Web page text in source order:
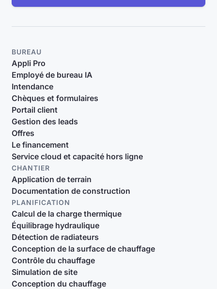
BUREAU
Appli Pro
Employé de bureau IA
Intendance
Chèques et formulaires
Portail client
Gestion des leads
Offres
Le financement
Service cloud et capacité hors ligne
CHANTIER
Application de terrain
Documentation de construction
PLANIFICATION
Calcul de la charge thermique
Équilibrage hydraulique
Détection de radiateurs
Conception de la surface de chauffage
Contrôle du chauffage
Simulation de site
Conception du chauffage